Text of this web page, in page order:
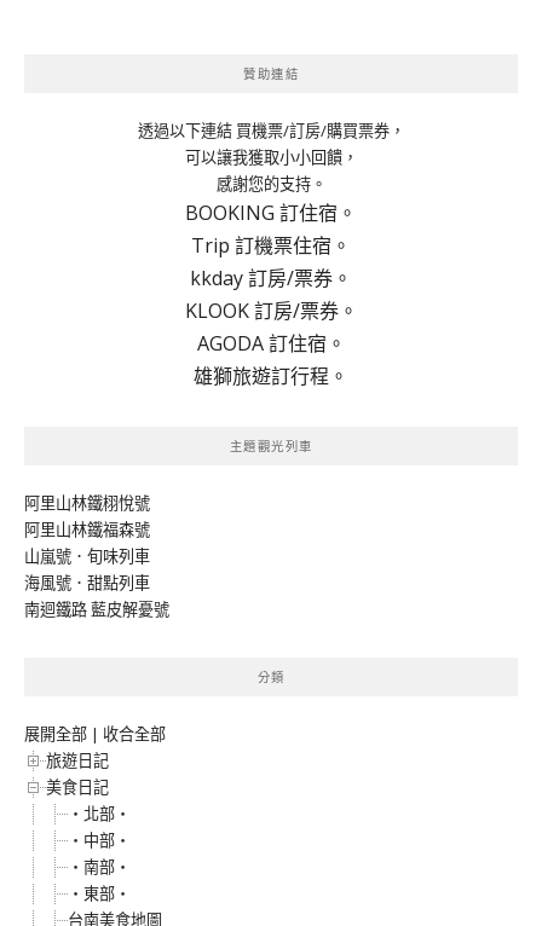
贊助連結
透過以下連結 買機票/訂房/購買票券，
可以讓我獲取小小回饋，
感謝您的支持。
BOOKING 訂住宿。
Trip 訂機票住宿。
kkday 訂房/票券。
KLOOK 訂房/票券。
AGODA 訂住宿。
雄獅旅遊訂行程。
主題觀光列車
阿里山林鐵栩悅號
阿里山林鐵福森號
山嵐號．旬味列車
海風號．甜點列車
南迴鐵路 藍皮解憂號
分類
展開全部 | 收合全部
旅遊日記
美食日記
‧北部‧
‧中部‧
‧南部‧
‧東部‧
台南美食地圖